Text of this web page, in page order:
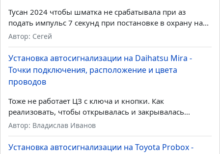
Тусан 2024 чтобы шматка не срабатывала при аз
подать импульс 7 секунд при постановке в охрану на...
Автор: Сегей
Установка автосигнализации на Daihatsu Mira -
Точки подключения, расположение и цвета
проводов
Тоже не работает ЦЗ с ключа и кнопки. Как
реализовать, чтобы открывалась и закрывалась...
Автор: Владислав Иванов
Установка автосигнализации на Toyota Probox -